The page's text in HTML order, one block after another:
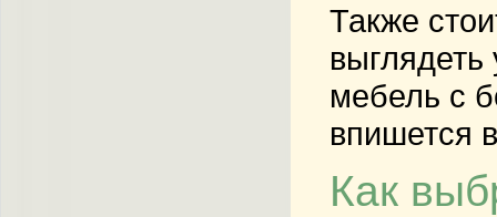
Также
мебель с
впишется
Как